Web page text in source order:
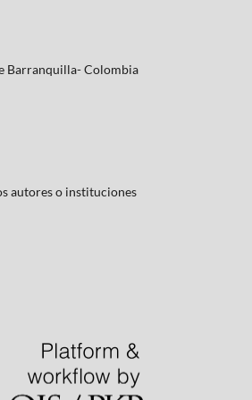
Barranquilla- Colombia
autores o instituciones